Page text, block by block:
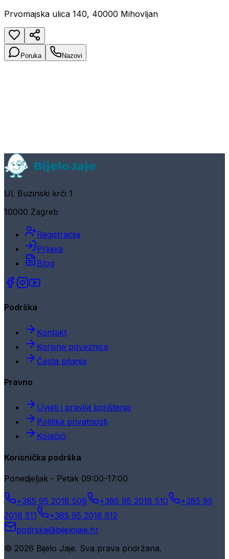
Prvomajska ulica 140, 40000 Mihovljan
Poruka Nazovi
Ul. Buzinski krči 1
10000 Zagreb
Registracija
Prijava
Blog
Podrška
Kontakt
Korisne poveznice
Česta pitanja
Pravno
Uvjeti i pravila korištenja
Politika privatnosti
Kolačići
Korisnička podrška
Ponedjeljak - Petak 09:00-17:00
+385 95 2018 509 +385 95 2018 510
+385 95
2018 511
+385 95 2018 512
podrska@bijelojaje.hr
© 2026 Bijelo Jaje. Sva prava pridržana.